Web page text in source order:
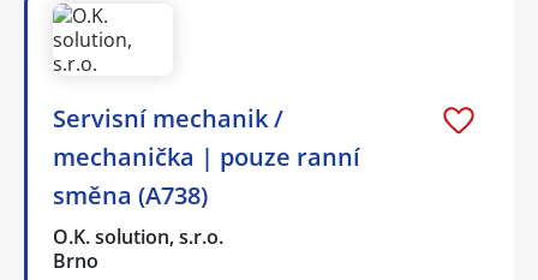
Servisní mechanik /
mechanička | pouze ranní
směna (A738)
O.K. solution, s.r.o.
Brno